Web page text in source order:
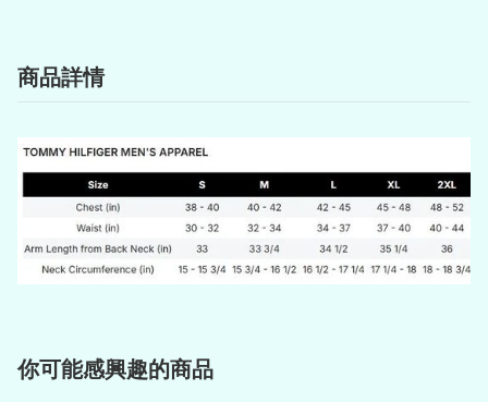
商品詳情
你可能感興趣的商品